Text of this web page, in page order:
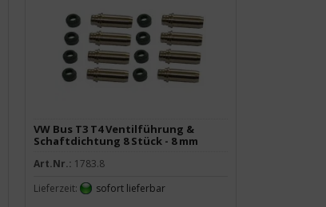
VW Bus T3 T4 Ventilführung &
Schaftdichtung 8 Stück - 8 mm
Art.Nr.: 1783.8
Lieferzeit:
sofort lieferbar